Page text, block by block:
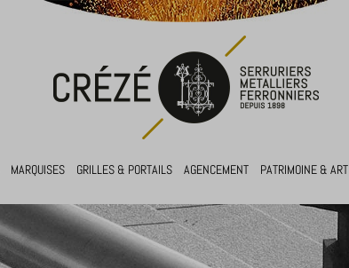
MARQUISES GRILLES & PORTAILS AGENCEMENT PATRIMOINE & ART